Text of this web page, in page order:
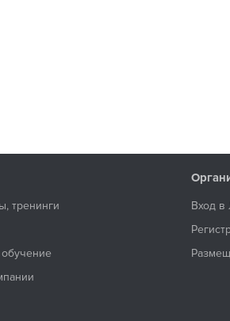
тренинги
Вход в